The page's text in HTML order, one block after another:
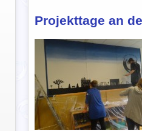
Projekttage an